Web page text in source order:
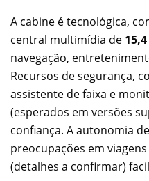
A cabine é tecnológica,
central multimídia de
navegação,
Recursos de segurança,
assistente de faixa e
(esperados em versões
confiança. A autonomia de
preocupações em
(detalhes a confirmar)